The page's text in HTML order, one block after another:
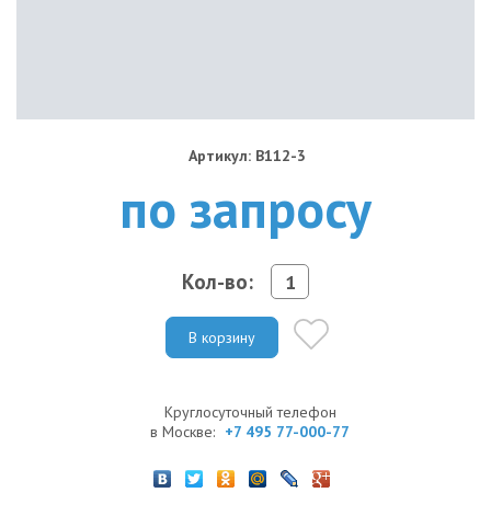
Артикул: B112-3
по запросу
Кол-во:
В корзину
Круглосуточный телефон
в Москве: +7 495 77-000-77